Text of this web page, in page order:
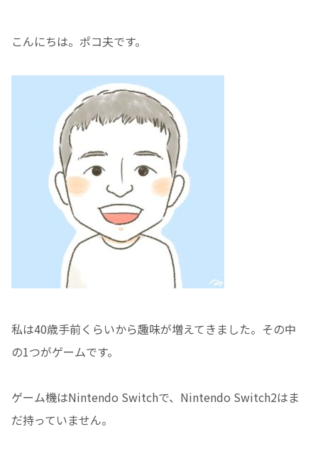
こんにちは。ポコ夫です。
私は40歳手前くらいから趣味が増えてきました。その中
の1つがゲームです。
ゲーム機はNintendo Switchで、Nintendo Switch2はま
だ持っていません。